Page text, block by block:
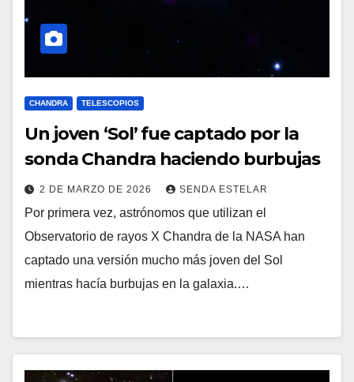
CHANDRA TELESCOPIOS
Un joven ‘Sol’ fue captado por la
sonda Chandra haciendo burbujas
2 DE MARZO DE 2026 SENDA ESTELAR
Por primera vez, astrónomos que utilizan el
Observatorio de rayos X Chandra de la NASA han
captado una versión mucho más joven del Sol
mientras hacía burbujas en la galaxia.…